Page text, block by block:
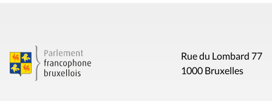
Rue du Lombard 77
1000 Bruxelles